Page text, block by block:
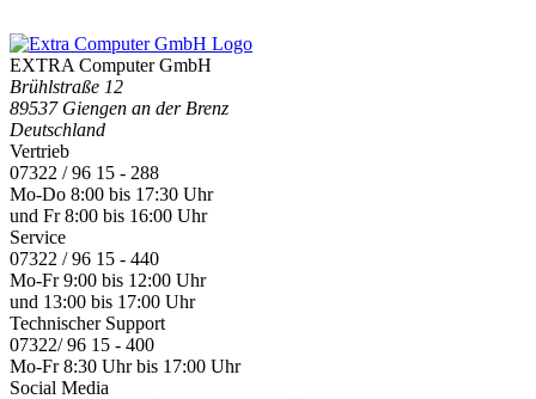
EXTRA Computer GmbH
Brühlstraße 12
89537 Giengen an der Brenz
Deutschland
Vertrieb
07322 / 96 15 - 288
Mo-Do 8:00 bis 17:30 Uhr
und Fr 8:00 bis 16:00 Uhr
Service
07322 / 96 15 - 440
Mo-Fr 9:00 bis 12:00 Uhr
und 13:00 bis 17:00 Uhr
Technischer Support
07322/ 96 15 - 400
Mo-Fr 8:30 Uhr bis 17:00 Uhr
Social Media